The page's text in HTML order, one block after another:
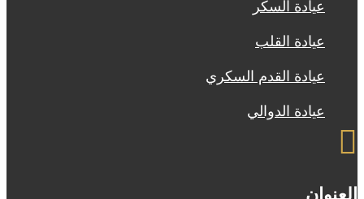

العنوان
عيادة السكر
عيادة القلب
عيادة القدم السكري
عيادة الدوالي